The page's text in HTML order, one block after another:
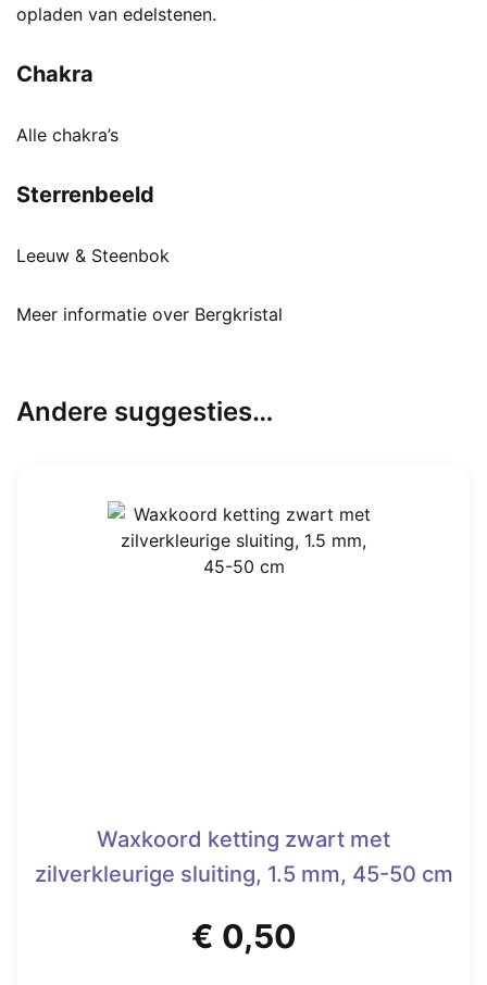
opladen van edelstenen.
Chakra
Alle chakra’s
Sterrenbeeld
Leeuw & Steenbok
Meer informatie over Bergkristal
Andere suggesties…
Waxkoord ketting zwart met
zilverkleurige sluiting, 1.5 mm, 45-50 cm
€ 0,50